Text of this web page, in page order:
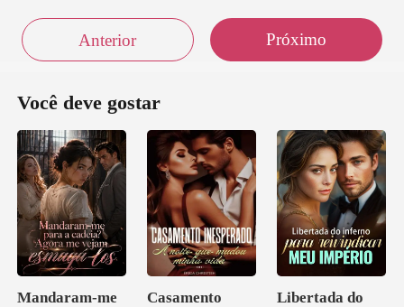
Anterior Próximo
Você deve gostar
Mandaram-me
Casamento
Libertada do